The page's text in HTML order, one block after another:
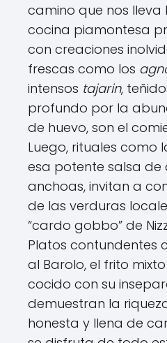
camino que nos lleva
cocina piamontesa
con creaciones
frescas como los
intensos tajarin,
profundo por la
de huevo, son el
Luego, rituales como
esa potente salsa de
anchoas, invitan a
de las verduras
“cardo gobbo” de
Platos contundentes
al Barolo, el frito
cocido con su
demuestran la
honesta y llena de